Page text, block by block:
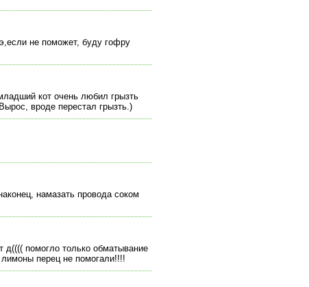
не поможет, буду гофру
кот очень любил грызть
вроде перестал грызть.)
намазать провода соком
д(((( помогло только обматывание
перец не помогали!!!!